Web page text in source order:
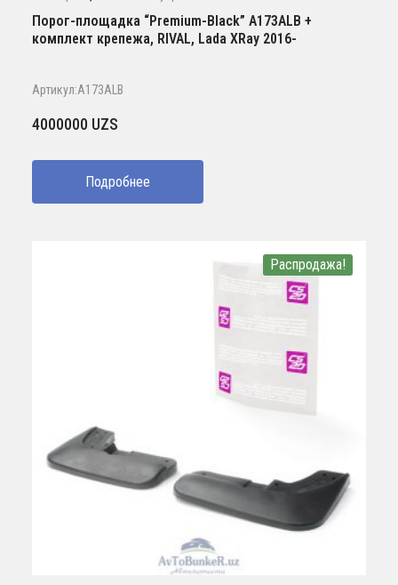
Порог-площадка “Premium-Black” A173ALB +
комплект крепежа, RIVAL, Lada XRay 2016-
Артикул:A173ALB
4000000 UZS
Подробнее
Распродажа!